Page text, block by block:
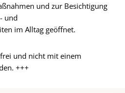
und zur Besichtigung
und
im Alltag geöffnet.
und nicht mit einem
+++